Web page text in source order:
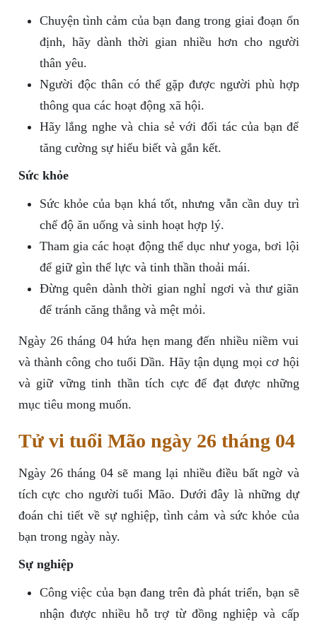
Chuyện tình cảm của bạn đang trong giai đoạn ổn
định, hãy dành thời gian nhiều hơn cho người
thân yêu.
Người độc thân có thể gặp được người phù hợp
thông qua các hoạt động xã hội.
Hãy lắng nghe và chia sẻ với đối tác của bạn để
tăng cường sự hiểu biết và gắn kết.
Sức khỏe
Sức khỏe của bạn khá tốt, nhưng vẫn cần duy trì
chế độ ăn uống và sinh hoạt hợp lý.
Tham gia các hoạt động thể dục như yoga, bơi lội
để giữ gìn thể lực và tinh thần thoải mái.
Đừng quên dành thời gian nghỉ ngơi và thư giãn
để tránh căng thẳng và mệt mỏi.
Ngày 26 tháng 04 hứa hẹn mang đến nhiều niềm vui
và thành công cho tuổi Dần. Hãy tận dụng mọi cơ hội
và giữ vững tinh thần tích cực để đạt được những
mục tiêu mong muốn.
Tử vi tuổi Mão ngày 26 tháng 04
Ngày 26 tháng 04 sẽ mang lại nhiều điều bất ngờ và
tích cực cho người tuổi Mão. Dưới đây là những dự
đoán chi tiết về sự nghiệp, tình cảm và sức khỏe của
bạn trong ngày này.
Sự nghiệp
Công việc của bạn đang trên đà phát triển, bạn sẽ
nhận được nhiều hỗ trợ từ đồng nghiệp và cấp